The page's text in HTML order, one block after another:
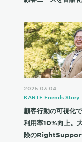
2025.03.04
KARTE Friends Story
顧客行動の可視化
利用率10%向上。
険の